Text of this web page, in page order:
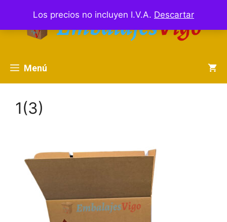
Los precios no incluyen I.V.A. Descartar
contenido
Menú
1(3)